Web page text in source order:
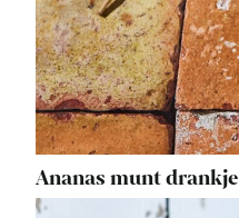
Ananas munt drankje